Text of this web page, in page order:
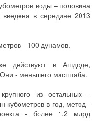
воды – половина
в середине 2013
- 100 дунамов.
действуют в Ашдоде,
- меньшего масштаба.
из остальных -
кубометров в год, метод -
- более 1.2 млрд